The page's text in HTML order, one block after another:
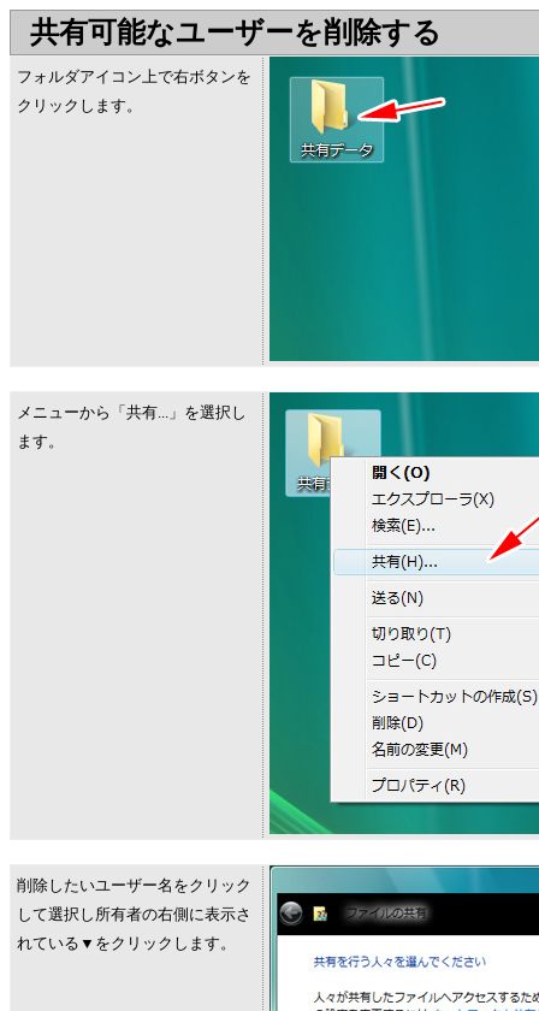
共有可能なユーザーを削除する
フォルダアイコン上で右ボタンを
クリックします。
メニューから「共有...」を選択し
ます。
削除したいユーザー名をクリック
して選択し所有者の右側に表示さ
れている▼をクリックします。